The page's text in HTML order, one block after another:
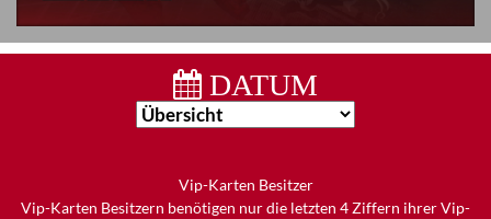
DATUM
Vip-Karten Besitzer
Vip-Karten Besitzern benötigen nur die letzten 4 Ziffern ihrer Vip-